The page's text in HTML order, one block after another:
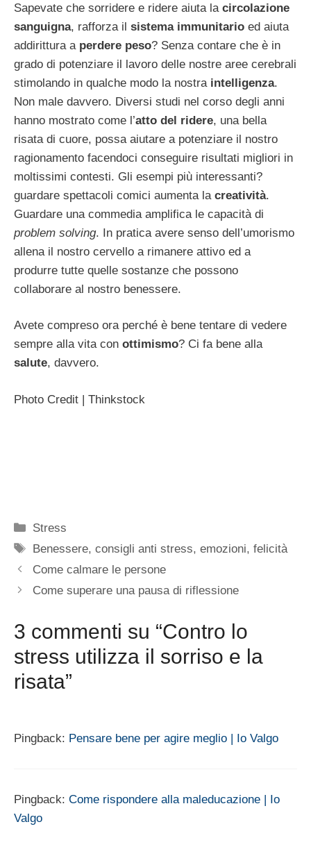
Sapevate che sorridere e ridere aiuta la circolazione
sanguigna, rafforza il sistema immunitario ed aiuta
addirittura a perdere peso? Senza contare che è in
grado di potenziare il lavoro delle nostre aree cerebrali
stimolando in qualche modo la nostra intelligenza.
Non male davvero. Diversi studi nel corso degli anni
hanno mostrato come l’atto del ridere, una bella
risata di cuore, possa aiutare a potenziare il nostro
ragionamento facendoci conseguire risultati migliori in
moltissimi contesti. Gli esempi più interessanti?
guardare spettacoli comici aumenta la creatività.
Guardare una commedia amplifica le capacità di
problem solving. In pratica avere senso dell’umorismo
allena il nostro cervello a rimanere attivo ed a
produrre tutte quelle sostanze che possono
collaborare al nostro benessere.
Avete compreso ora perché è bene tentare di vedere
sempre alla vita con ottimismo? Ci fa bene alla
salute, davvero.
Photo Credit | Thinkstock
Categorie
Stress
Tag
Benessere,consigli anti stress,emozioni,felicità
Come calmare le persone
Come superare una pausa di riflessione
3 commenti su “Contro lo
stress utilizza il sorriso e la
risata”
Pingback: Pensare bene per agire meglio | Io Valgo
Pingback: Come rispondere alla maleducazione | Io
Valgo